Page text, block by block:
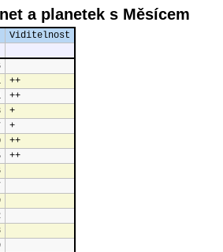
a planetek s Měsícem
Viditelnost
++
++
+
+
++
++